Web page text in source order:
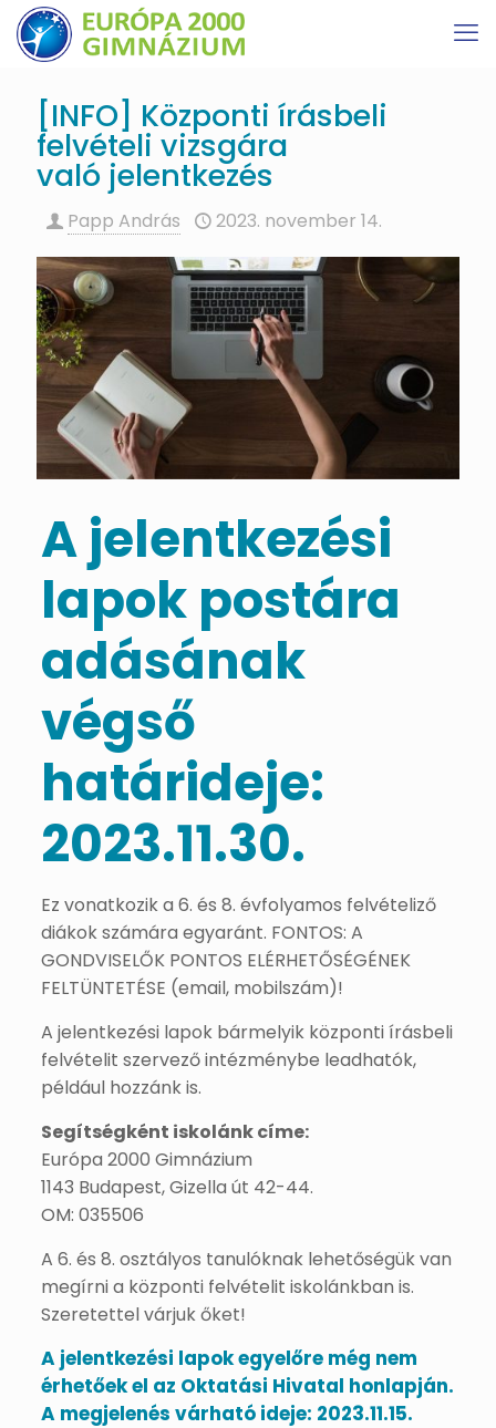
[INFO] Központi írásbeli
felvételi vizsgára
való jelentkezés
Papp András 2023. november 14.
A jelentkezési
lapok postára
adásának
végső
határideje:
2023.11.30.
Ez vonatkozik a 6. és 8. évfolyamos felvételiző
diákok számára egyaránt. FONTOS: A
GONDVISELŐK PONTOS ELÉRHETŐSÉGÉNEK
FELTÜNTETÉSE (email, mobilszám)!
A jelentkezési lapok bármelyik központi írásbeli
felvételit szervező intézménybe leadhatók,
például hozzánk is.
Segítségként iskolánk címe:
Európa 2000 Gimnázium
1143 Budapest, Gizella út 42-44.
OM: 035506
A 6. és 8. osztályos tanulóknak lehetőségük van
megírni a központi felvételit iskolánkban is.
Szeretettel várjuk őket!
A jelentkezési lapok egyelőre még nem
érhetőek el az Oktatási Hivatal honlapján.
A megjelenés várható ideje: 2023.11.15.